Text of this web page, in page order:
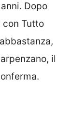
Dopo
Tutto
il